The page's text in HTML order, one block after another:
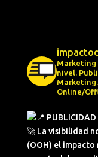
Marketing
nivel.
Marketing.
Online/